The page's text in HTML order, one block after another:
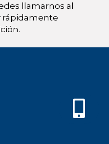
llamarnos al
rápidamente